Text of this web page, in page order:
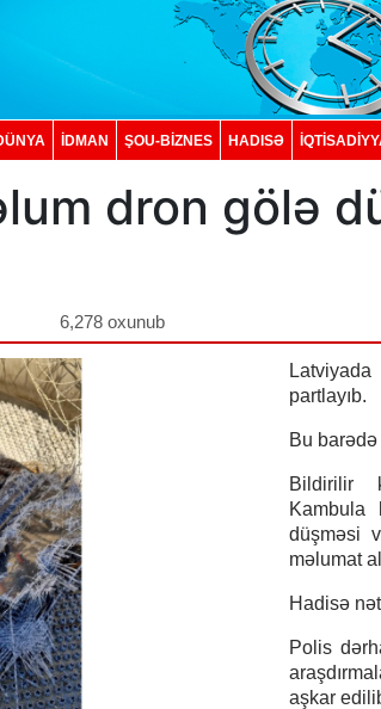
İDMAN ŞOU-BİZNES HADISƏ
dron gölə
6,278 oxunub
partlayıb.
Bu barədə
Bildirilir
Kambula
düşməsi
məlumat
Hadisə
Polis
aşkar